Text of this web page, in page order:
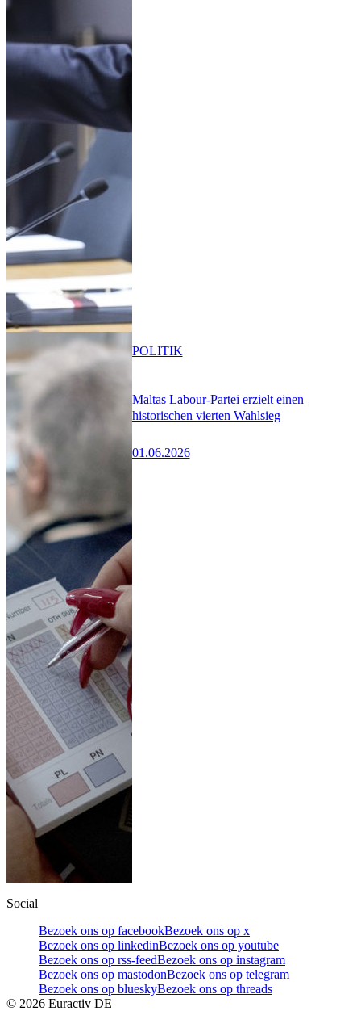
Maltas Labour-Partei erzielt einen
historischen vierten Wahlsieg
01.06.2026
POLITIK
Social
Bezoek ons op facebookBezoek ons op x
Bezoek ons op linkedinBezoek ons op youtube
Bezoek ons op rss-feedBezoek ons op instagram
Bezoek ons op mastodonBezoek ons op telegram
Bezoek ons op blueskyBezoek ons op threads
© 2026 Euractiv DE